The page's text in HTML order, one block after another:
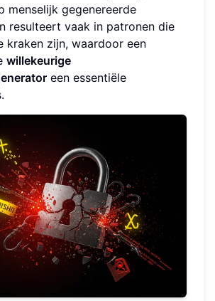
menselijk gegenereerde
resulteert vaak in patronen die
kraken zijn, waardoor een
willekeurige
een essentiële